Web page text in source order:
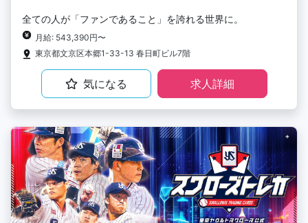
全ての人が「ファンであること」を誇れる世界に。
月給: 543,390円〜
東京都文京区本郷1-33-13 春日町ビル7階
気になる 求人詳細